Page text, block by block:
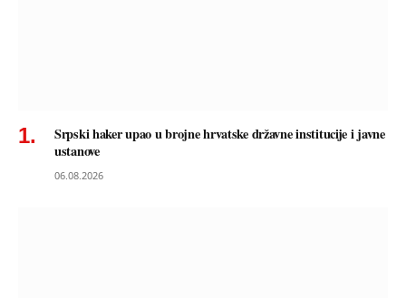
Srpski haker upao u brojne hrvatske državne institucije i javne
ustanove
06.08.2026